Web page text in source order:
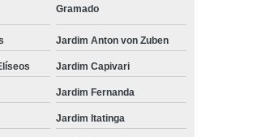
Animais Silvestres
Campinas
Cachorros São Paulo
e Cães
para Roedores
Gramado
Jardim Anton von Zuben
Jardim Capivari
Jardim Fernanda
Jardim Itatinga